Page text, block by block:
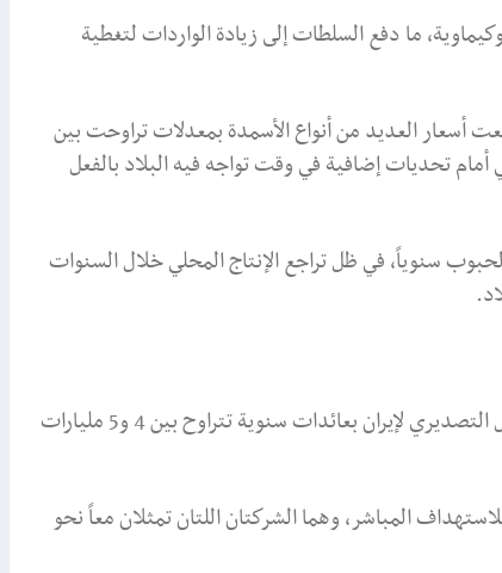
ما دفع السلطات إلى زيادة الواردات لتغطية
أسعار العديد من أنواع الأسمدة بمعدلات تراوحت بين
تحديات إضافية في وقت تواجه فيه البلاد بالفعل
سنوياً، في ظل تراجع الإنتاج المحلي خلال السنوات
الضربة الثانية طالت قطاع الصلب، الذي يمثل أحد أهم مصادر الدخل التصديري لإيران بعائدات سنوية تتراوح بين 4 و5 مليارات
المباشر، وهما الشركتان اللتان تمثلان معاً نحو